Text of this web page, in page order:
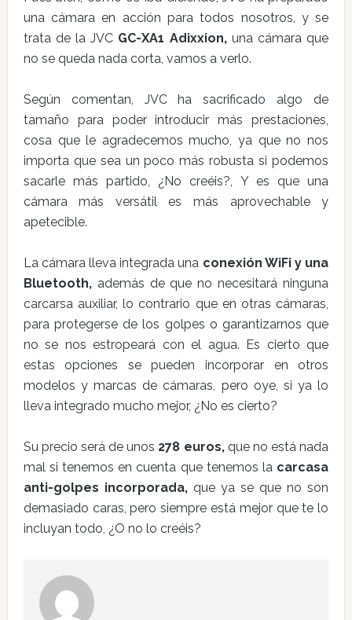
una cámara en acción para todos nosotros, y se
trata de la JVC GC-XA1 Adixxion,una cámara que
no se queda nada corta, vamos a verlo.
Según comentan, JVC ha sacrificado algo de
tamaño para poder introducir más prestaciones,
cosa que le agradecemos mucho, ya que no nos
importa que sea un poco más robusta si podemos
sacarle más partido, ¿No creéis?, Y es que una
cámara más versátil es más aprovechable y
apetecible.
La cámara lleva integrada una conexión WiFi y una
Bluetooth,además de que no necesitará ninguna
carcarsa auxiliar, lo contrario que en otras cámaras,
para protegerse de los golpes o garantizarnos que
no se nos estropeará con el agua. Es cierto que
estas opciones se pueden incorporar en otros
modelos y marcas de cámaras, pero oye, si ya lo
lleva integrado mucho mejor, ¿No es cierto?
Su precio será de unos 278 euros,que no está nada
mal si tenemos en cuenta que tenemos lacarcasa
anti-golpes incorporada,que ya se que no son
demasiado caras, pero siempre está mejor que te lo
incluyan todo, ¿O no lo creéis?